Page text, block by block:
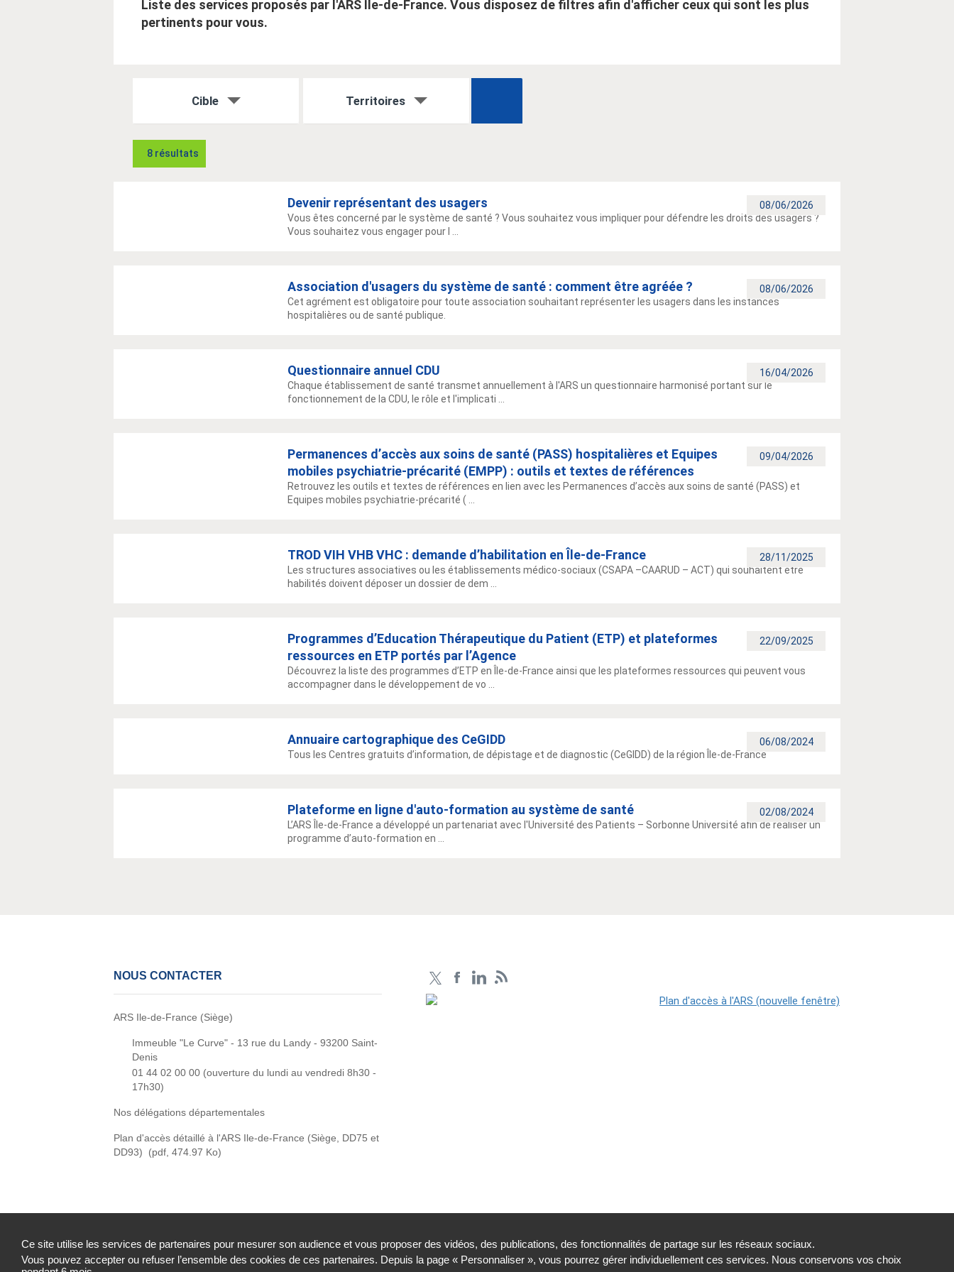
Ce site utilise les services de partenaires pour mesurer son audience et vous proposer des vidéos, des publications, des fonctionnalités de partage sur les réseaux sociaux.
Vous pouvez accepter ou refuser l’ensemble des cookies de ces partenaires. Depuis la page « Personnaliser », vous pourrez gérer individuellement ces services. Nous conservons vos choix
Liste des services proposés par l'ARS Île-de-France. Vous disposez de filtres afin d'afficher ceux qui sont les plus
pertinents pour vous.
Cible Territoires
8 résultats
08/06/2026
Devenir représentant des usagers
Vous êtes concerné par le système de santé ? Vous souhaitez vous impliquer pour défendre les droits des usagers ?
Vous souhaitez vous engager pour l ...
08/06/2026
Association d'usagers du système de santé : comment être agréée ?
Cet agrément est obligatoire pour toute association souhaitant représenter les usagers dans les instances
hospitalières ou de santé publique.
16/04/2026
Questionnaire annuel CDU
Chaque établissement de santé transmet annuellement à l'ARS un questionnaire harmonisé portant sur le
fonctionnement de la CDU, le rôle et l'implicati ...
09/04/2026
Permanences d’accès aux soins de santé (PASS) hospitalières et Equipes
mobiles psychiatrie-précarité (EMPP) : outils et textes de références
Retrouvez les outils et textes de références en lien avec les Permanences d’accès aux soins de santé (PASS) et
Equipes mobiles psychiatrie-précarité ( ...
28/11/2025
TROD VIH VHB VHC : demande d’habilitation en Île-de-France
Les structures associatives ou les établissements médico-sociaux (CSAPA –CAARUD – ACT) qui souhaitent être
habilités doivent déposer un dossier de dem ...
22/09/2025
Programmes d’Education Thérapeutique du Patient (ETP) et plateformes
ressources en ETP portés par l’Agence
Découvrez la liste des programmes d’ETP en Île-de-France ainsi que les plateformes ressources qui peuvent vous
accompagner dans le développement de vo ...
06/08/2024
Annuaire cartographique des CeGIDD
Tous les Centres gratuits d’information, de dépistage et de diagnostic (CeGIDD) de la région Île-de-France
02/08/2024
Plateforme en ligne d'auto-formation au système de santé
L’ARS Île-de-France a développé un partenariat avec l'Université des Patients – Sorbonne Université afin de réaliser un
programme d’auto-formation en ...
NOUS CONTACTER
ARS Ile-de-France (Siège)
Immeuble "Le Curve" - 13 rue du Landy - 93200 Saint-
Denis
01 44 02 00 00 (ouverture du lundi au vendredi 8h30 -
17h30)
Nos délégations départementales
Plan d'accès détaillé à l'ARS Ile-de-France (Siège, DD75 et
DD93)
(pdf, 474.97 Ko)
Accessibilité : partiellement conforme Mentions légales Contacts Plan du site Traitement de données Gestion des cookies